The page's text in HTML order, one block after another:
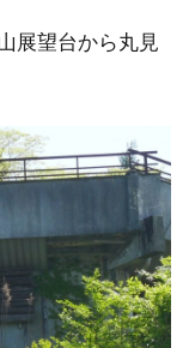
展望台から丸見